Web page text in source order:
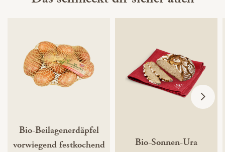
Bio-Beilagenerdäpfel
vorwiegend festkochend
Bio-Sonnen-Ura